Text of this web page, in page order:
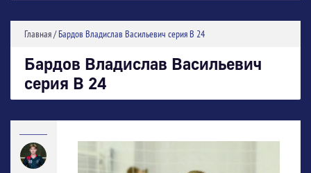
Главная/Бардов Владислав Васильевич серия В 24
Бардов Владислав Васильевич
серия В 24